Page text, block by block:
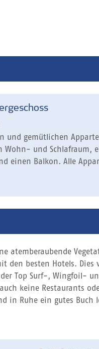
und gemütlichen
Wohn- und Schlafraum,
einen Balkon. Alle
atemberaubende
den besten Hotels. Dies
Top Surf-, Wingfoil-
keine Restaurants
in Ruhe ein gutes